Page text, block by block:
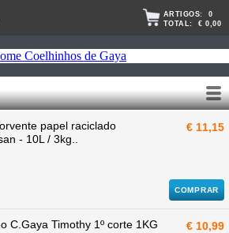
ARTIGOS: 0
TOTAL: € 0,00
papel raciclado
- 10L / 3kg..
€ 11,15
COMPRAR
C.Gaya Timothy 1º corte 1KG € 10,99